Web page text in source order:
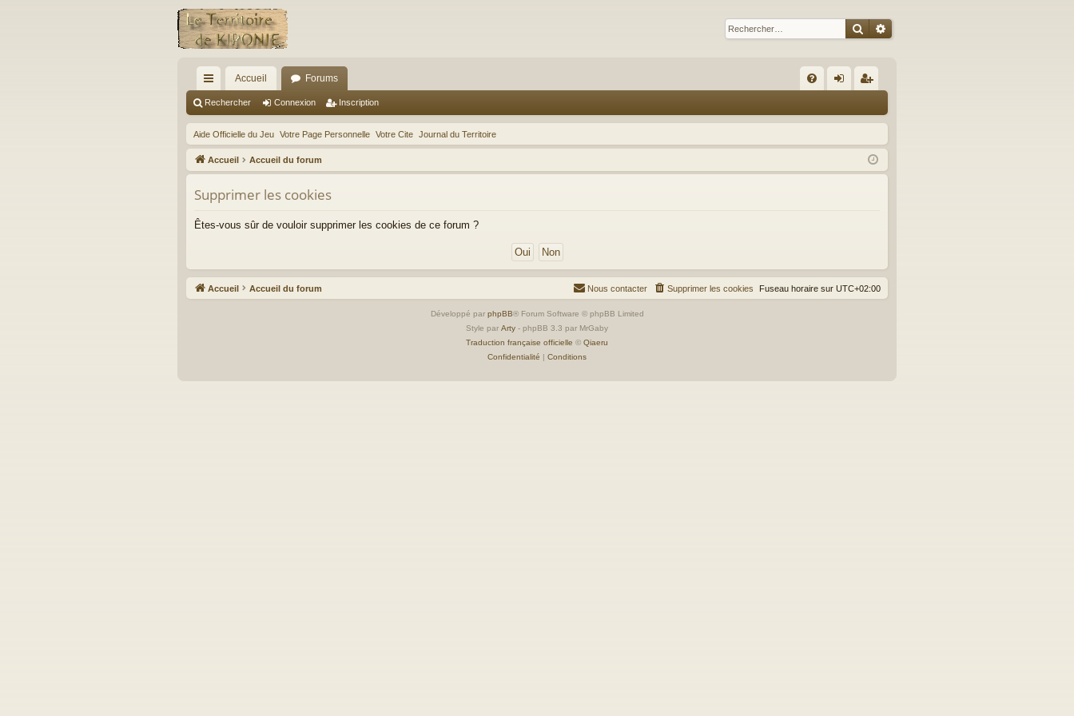
Rechercher
Recherche avancée
ac
co
ur
ci
s
Accueil Forums
Q ne
xi
on
cri
pti
on
Rechercher Connexion Inscription
Aide Officielle du Jeu Votre Page Personnelle Votre Cite Journal du Territoire
Accueil Accueil du forum
Supprimer les cookies
Êtes-vous sûr de vouloir supprimer les cookies de ce forum ?
Accueil Accueil du forum Fuseau horaire sur UTC+02:00
Supprimer les cookies
Nous contacter
Développé par phpBB® Forum Software © phpBB Limited
Style par Arty - phpBB 3.3 par MrGaby
Traduction française officielle © Qiaeru
Confidentialité | Conditions